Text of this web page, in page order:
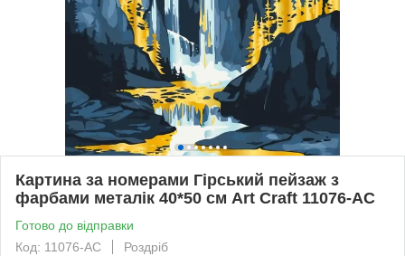
Картина за номерами Гірський пейзаж з
фарбами металік 40*50 см Art Craft 11076-AC
Готово до відправки
Код: 11076-AC
Роздріб